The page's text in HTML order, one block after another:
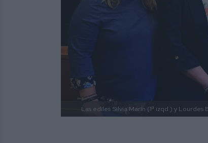
Las ediles Silvia Marín (1ª izqd.) y